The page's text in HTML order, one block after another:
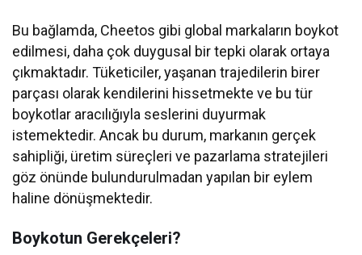
Bu bağlamda, Cheetos gibi global markaların boykot
edilmesi, daha çok duygusal bir tepki olarak ortaya
çıkmaktadır. Tüketiciler, yaşanan trajedilerin birer
parçası olarak kendilerini hissetmekte ve bu tür
boykotlar aracılığıyla seslerini duyurmak
istemektedir. Ancak bu durum, markanın gerçek
sahipliği, üretim süreçleri ve pazarlama stratejileri
göz önünde bulundurulmadan yapılan bir eylem
haline dönüşmektedir.
Boykotun Gerekçeleri?